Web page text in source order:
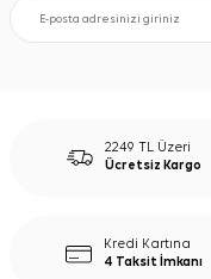
2249 TL Üzeri
Ücretsiz Kargo
Kredi Kartına
4 Taksit İmkanı